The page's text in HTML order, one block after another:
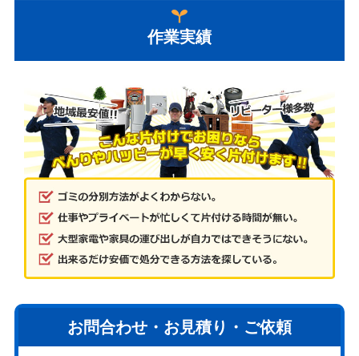
作業実績
お問合わせ・お見積り・ご依頼